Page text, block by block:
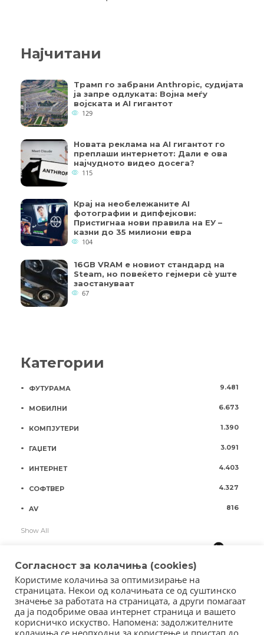
Најчитани
Трамп го забрани Anthropic, судијата
ја запре одлуката: Војна меѓу
војската и AI гигантот
129
Новата реклама на AI гигантот го
преплаши интернетот: Дали е ова
најчудното видео досега?
115
Крај на необележаните AI
фотографии и дипфејкови:
Пристигнаа нови правила на ЕУ –
казни до 35 милиони евра
104
16GB VRAM е новиот стандард на
Steam, но повеќето гејмери ​​сè уште
заостануваат
67
Категории
ФУТУРАМА 9.481
МОБИЛНИ 6.673
КОМПЈУТЕРИ 1.390
ГАЏЕТИ 3.091
ИНТЕРНЕТ 4.403
СОФТВЕР 4.327
AV 816
Show All
Согласност за колачиња (cookies)
Користиме колачиња за оптимизирање на
страницата. Некои од колачињата се од суштинско
значење за работата на страницата, а други помагаат
да ја подобриме оваа интернет страница и вашето
корисничко искуство. Напомена: задолжителните
колачиња се неопходни за користење и пристап до